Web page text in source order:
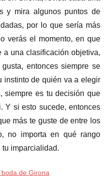
y mira algunos puntos de
por lo que sería más
verás el momento, en que
una clasificación objetiva,
entonces siempre se
instinto de quién va a elegir
siempre es tu decisión que
Y si esto sucede, entonces
más te guste de entre los
no importa en qué rango
tu imparcialidad.
de Girona